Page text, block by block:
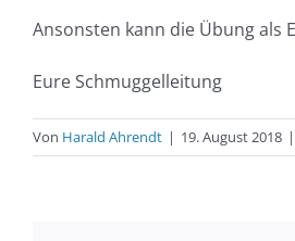
Ansonsten kann die Übung als
Eure Schmuggelleitung
Von Harald Ahrendt | 19. August 2018 |